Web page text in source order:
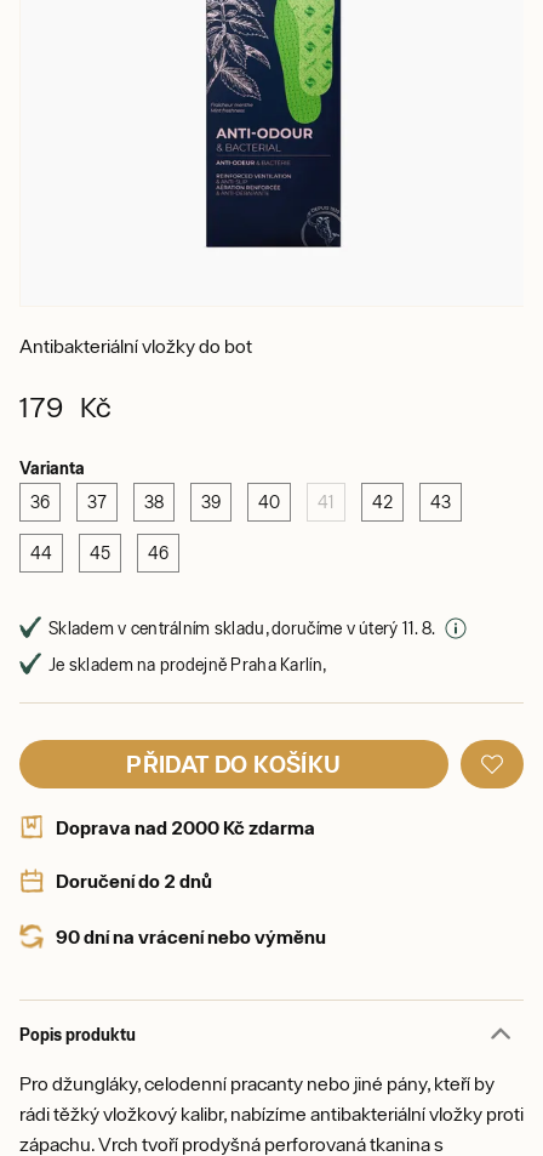
Antibakteriální vložky do bot
179 Kč
Varianta
36 37 38 39 40 41 42 43
44 45 46
Skladem v centrálním skladu, doručíme v úterý 11. 8.
Je skladem na prodejně Praha Karlín,
PŘIDAT DO KOŠÍKU
Doprava nad 2000 Kč zdarma
Doručení do 2 dnů
90 dní na vrácení nebo výměnu
Popis produktu
Pro džungláky, celodenní pracanty nebo jiné pány, kteří by
rádi těžký vložkový kalibr, nabízíme antibakteriální vložky proti
zápachu. Vrch tvoří prodyšná perforovaná tkanina s